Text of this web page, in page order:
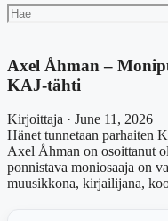
Search
for:
Axel Åhman –
KAJ-tähti
Kirjoittaja · June 11, 2026
Hänet tunnetaan parhaiten
Axel Åhman on osoittanut
ponnistava moniosaaja on
muusikkona, kirjailijana,